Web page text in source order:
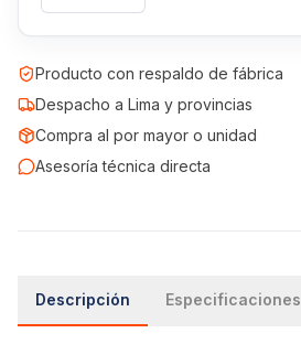
Producto con respaldo de fábrica
Despacho a Lima y provincias
Compra al por mayor o unidad
Asesoría técnica directa
Descripción Especificaciones